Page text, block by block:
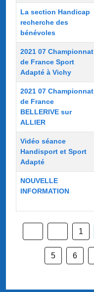
La section Handicap
recherche des
bénévoles
2021 07 Championnat
de France Sport
Adapté à Vichy
2021 07 Championnat
de France
BELLERIVE sur
ALLIER
Vidéo séance
Handisport et Sport
Adapté
NOUVELLE
INFORMATION
1
5 6